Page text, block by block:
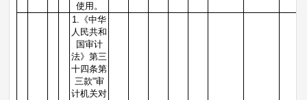
使用。
1.《中华
人民共和
国审计
法》第三
十四条第
三款“审
计机关对